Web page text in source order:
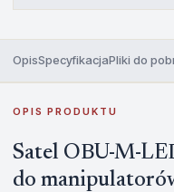
OpisSpecyfikacjaPliki do
OPIS PRODUKTU
Satel OBU-M-
do